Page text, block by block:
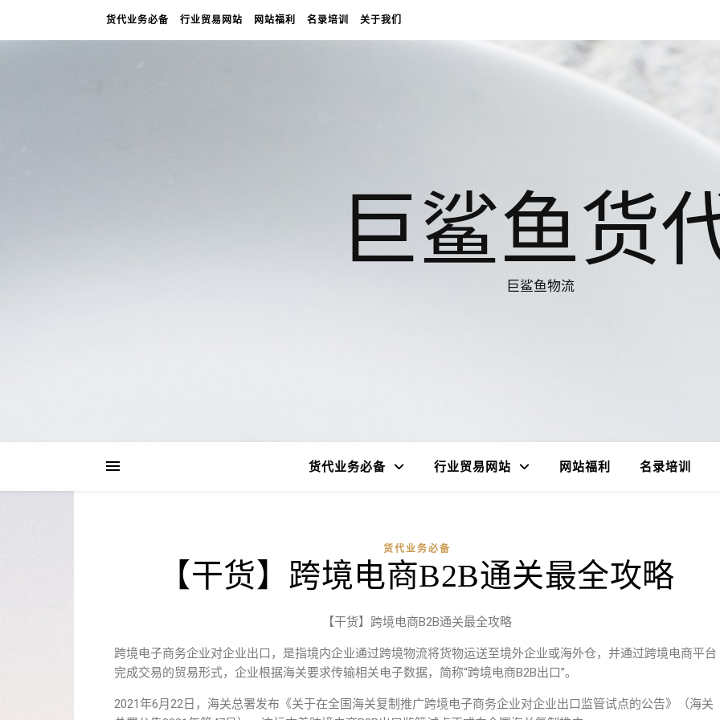
货代业务必备 行业贸易网站 网站福利 名录培训 关于我们
巨鲨鱼货
巨鲨鱼物流
货代业务必备 行业贸易网站 网站福利 名录培训
货代业务必备
【干货】跨境电商B2B通关最全攻略
【干货】跨境电商B2B通关最全攻略
跨境电子商务企业对企业出口，是指境内企业通过跨境物流将货物运送至境外企业或海外仓，并通过跨境电商平台
完成交易的贸易形式，企业根据海关要求传输相关电子数据，简称“跨境电商B2B出口”。
2021年6月22日，海关总署发布《关于在全国海关复制推广跨境电子商务企业对企业出口监管试点的公告》（海关